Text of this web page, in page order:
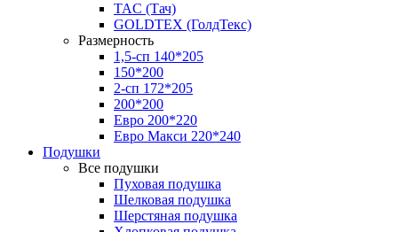
TAC (Тач)
GOLDTEX (ГолдТекс)
Размерность
1,5-сп 140*205
150*200
2-сп 172*205
200*200
Евро 200*220
Евро Макси 220*240
Подушки
Все подушки
Пуховая подушка
Шелковая подушка
Шерстяная подушка